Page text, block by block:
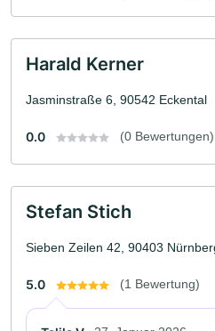
Harald Kerner
Jasminstraße 6, 90542 Eckental
0.0 (0 Bewertungen)
Stefan Stich
Sieben Zeilen 42, 90403
5.0 (1 Bewertung)